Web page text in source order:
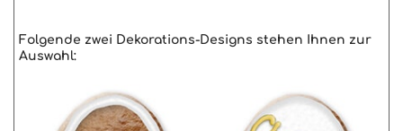
Folgende zwei Dekorations-Designs stehen Ihnen zur
Auswahl: